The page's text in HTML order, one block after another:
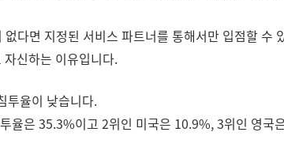
다면 지정된 서비스 파트너를 통해서만 입점할 수
신하는 이유입니다.
투율이 낮습니다.
율은 35.3%이고 2위인 미국은 10.9%, 3위인 영국